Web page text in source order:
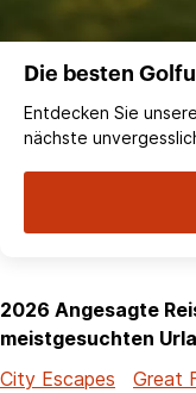
Die besten
Entdecken Sie
nächste
2026 Angesagte
meistgesuchten
City Escapes
Great